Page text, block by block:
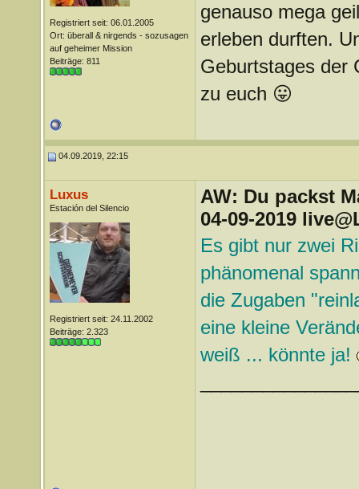
Registriert seit: 06.01.2005
Ort: überall & nirgends - sozusagen
auf geheimer Mission
Beiträge: 811
genauso mega
erleben durften.
Geburtstages der
zu euch 😛
04.09.2019, 22:15
Luxus
Estación del Silencio
Registriert seit: 24.11.2002
Beiträge: 2.323
AW: Du packst
04-09-2019
Es gibt nur zwei
phänomenal
die Zugaben
eine kleine
weiß ... könnte ja!